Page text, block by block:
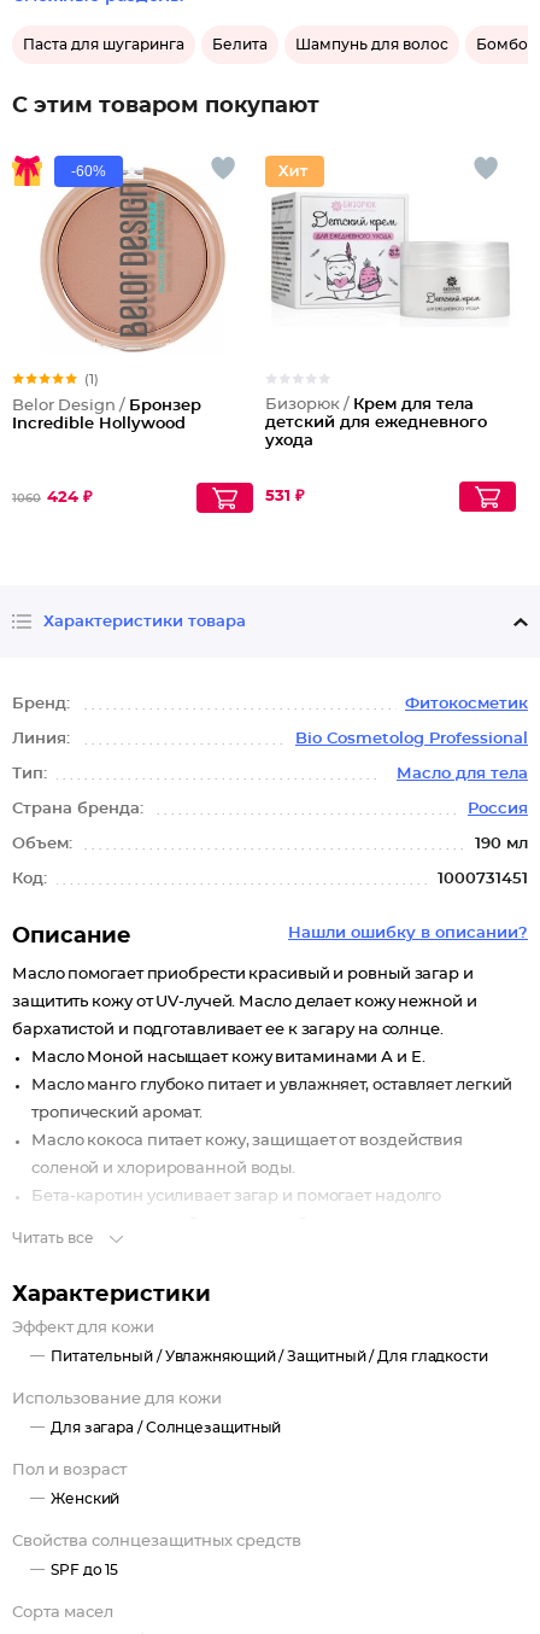
Паста для шугаринга Белита Шампунь для волос
С этим товаром покупают
-60%
(1)
Belor Design / Бронзер
Incredible Hollywood
1060 424 ₽
Бизорюк / Крем для тела
детский для ежедневного
ухода
531 ₽
Характеристики товара
Бренд: Фитокосметик
Линия: Bio Cosmetolog Professional
Тип: Масло для тела
Страна бренда: Россия
Объем: 190 мл
Код: 1000731451
Нашли ошибку в описании?
Описание
Масло помогает приобрести красивый и ровный загар и
защитить кожу от UV-лучей. Масло делает кожу нежной и
бархатистой и подготавливает ее к загару на солнце.
Масло Моной насыщает кожу витаминами А и Е.
Масло манго глубоко питает и увлажняет, оставляет легкий
тропический аромат.
Масло кокоса питает кожу, защищает от воздействия
соленой и хлорированной воды.
Бета-каротин усиливает загар и помогает надолго
Читать все
Характеристики
Эффект для кожи
Питательный /Увлажняющий /Защитный / Для гладкости
Использование для кожи
Для загара /Солнцезащитный
Пол и возраст
Женский
Свойства солнцезащитных средств
SPF до 15
Сорта масел